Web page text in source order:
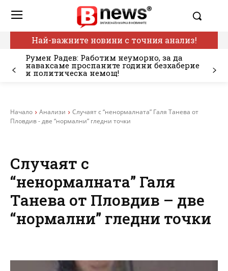
Най-важните новини с точния анализ!
Румен Радев: Работим неуморно, за да
наваксаме проспаните години безхаберие
и политическа немощ!
Начало Анализи
Случаят с “ненормалната” Галя Танева от
Пловдив - две “нормални” гледни точки
Случаят с
“ненормалната” Галя
Танева от Пловдив – две
“нормални” гледни точки